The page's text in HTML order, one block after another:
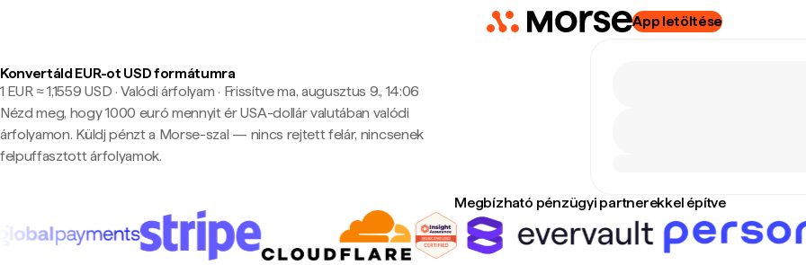
App letöltése
Konvertáld EUR-ot USD formátumra
1 EUR ≈ 1,1559 USD · Valódi árfolyam · Frissítve ma, augusztus 9., 14:06
Nézd meg, hogy 1000 euró mennyit ér USA-dollár valutában valódi
árfolyamon. Küldj pénzt a Morse-szal — nincs rejtett felár, nincsenek
felpuffasztott árfolyamok.
Megbízható pénzügyi partnerekkel építve